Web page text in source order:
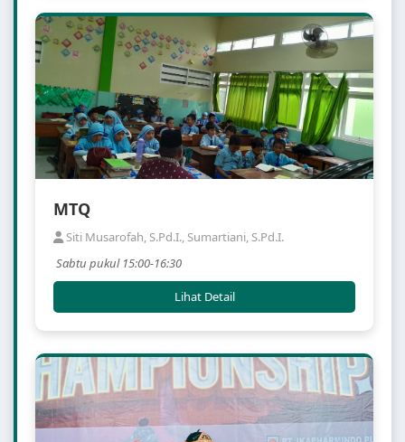
MTQ
Siti Musarofah, S.Pd.I., Sumartiani, S.Pd.I.
Sabtu pukul 15:00-16:30
Lihat Detail